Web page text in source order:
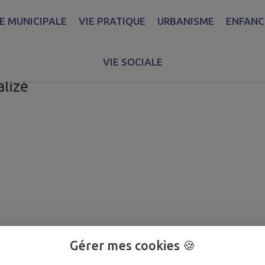
MUNICIPALE VIE PRATIQUE URBANISME
VIE SOCIALE
Villa Tysia
Gérer mes cookies 🍪